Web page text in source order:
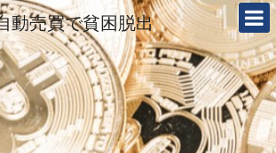
動売買で貧困脱出